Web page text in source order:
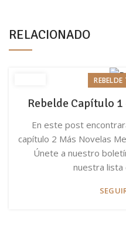
RELACIONADO
Rebelde Capítulo
En este post
capítulo 2 Más Novelas
Únete a nuestro
nuestra lista